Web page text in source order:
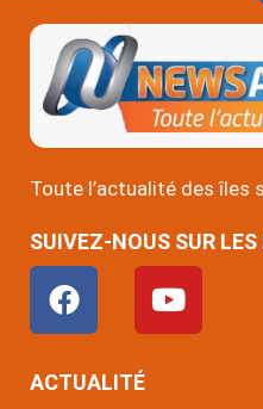
Toute l’actualité des îles
SUIVEZ-NOUS SUR LES
F
a
c
e
Y
o
u
ACTUALITÉ